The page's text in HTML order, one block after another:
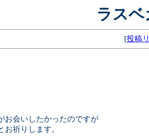
ラス
[投稿
お会いしたかったのですが
祈りします。